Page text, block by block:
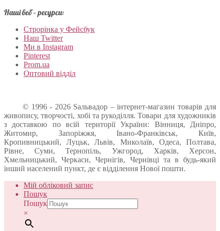
Наші веб – ресурси:
Строрінка у Фейсбук
Наш Twitter
Ми в Instagram
Pinterest
Prom.ua
Оптовий відділ
© 1996 - 2026 Sальвадор – інтернет-магазин товарів для
живопису, творчості, хобі та рукоділля. Товари для художників
з доставкою по всій території України: Вінниця, Дніпро,
Житомир, Запоріжжя, Івано-Франківськ, Київ,
Кропивницький, Луцьк, Львів, Миколаїв, Одеса, Полтава,
Рівне, Суми, Тернопіль, Ужгород, Харків, Херсон,
Хмельницький, Черкаси, Чернігів, Чернівці та в будь-який
інший населений пункт, де є відділення Нової пошти.
Мій обліковий запис
Пошук
Пошук
×